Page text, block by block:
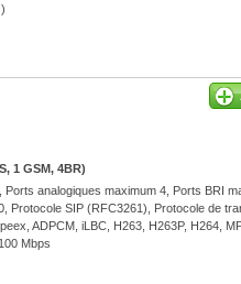
1 GSM, 4BR)
analogiques maximum 4, Ports BRI
SIP (RFC3261), Protocole de
ADPCM, iLBC, H263, H263P, H264,
Mbps